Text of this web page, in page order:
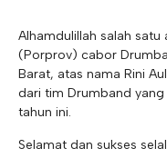
Alhamdulillah salah satu
(Porprov) cabor
Barat, atas nama Rini
dari tim Drumband
tahun ini.
Selamat dan sukses